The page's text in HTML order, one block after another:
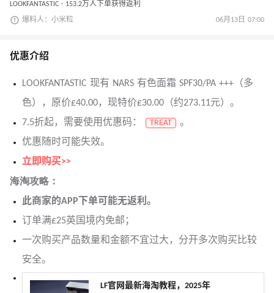
LOOKFANTASTIC · 153.2万人下单获得返利
爆料人：小米粒 06月13日 07:00
优惠介绍
LOOKFANTASTIC 现有 NARS 有色面霜 SPF30/PA +++（多
色），原价£40.00，现特价£30.00（约273.11元）。
7.5折起，需要使用优惠码：
TREAT
。
优惠随时可能失效。
立即购买>>
海淘攻略：
此商家的APP下单可能无返利。
订单满£25英国境内免邮；
一次购买产品数量和金额不宜过大，分开多次购买比较
安全。
LF官网最新海淘教程，2025年